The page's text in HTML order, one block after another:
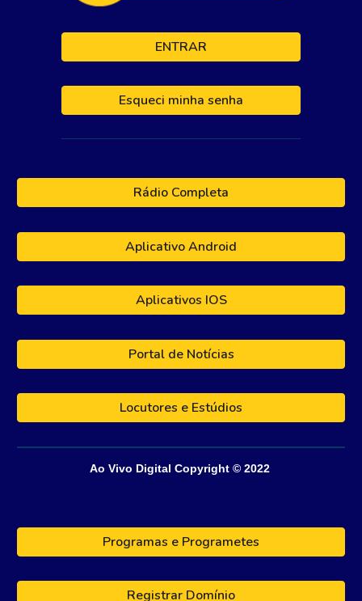
ENTRAR
Esqueci minha senha
Rádio Completa
Aplicativo Android
Aplicativos IOS
Portal de Notícias
Locutores e Estúdios
Ao Vivo Digital Copyright © 2022
Programas e Programetes
Registrar Domínio